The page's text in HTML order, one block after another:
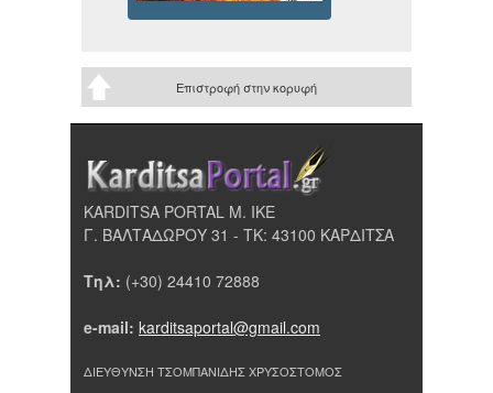
Επιστροφή στην κορυφή
KARDITSA PORTAL Μ. ΙΚΕ
Γ. ΒΑΛΤΑΔΩΡΟΥ 31 - ΤΚ: 43100 ΚΑΡΔΙΤΣΑ
Τηλ: (+30) 24410 72888
e-mail: karditsaportal@gmail.com
ΔΙΕΥΘΥΝΣΗ ΤΣΟΜΠΑΝΙΔΗΣ ΧΡΥΣΟΣΤΟΜΟΣ